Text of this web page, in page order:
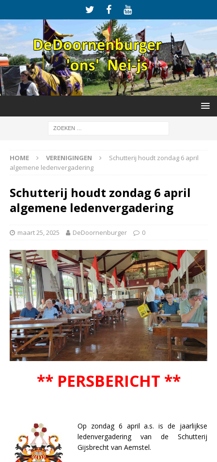
HOME VERENIGINGEN
Schutterij houdt zondag 6 april
algemene ledenvergadering
Schutterij houdt zondag 6 april
algemene ledenvergadering
maart 25, 2025 DeDoornenburger 0
** PERSBERICHT **
Op zondag 6 april a.s. is de jaarlijkse
ledenvergadering van de Schutterij
Gijsbrecht van Aemstel.